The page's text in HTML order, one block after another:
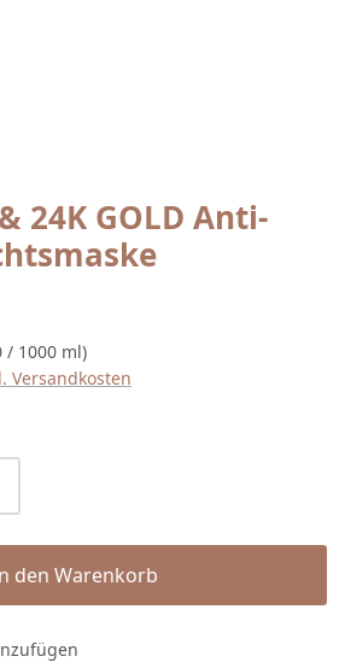
24K GOLD Anti-
/ 1000 ml)
Versandkosten
Gib den gewünschten
den Warenkorb